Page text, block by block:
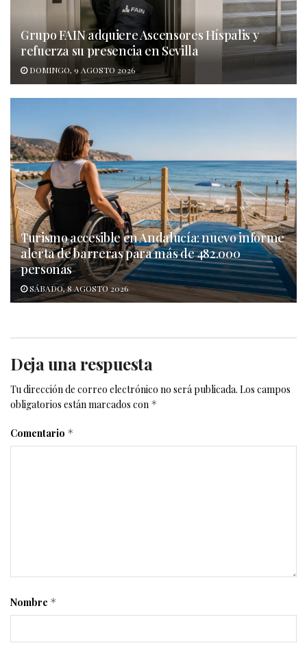
Grupo FAIN adquiere Ascensores Híspalis y
refuerza su presencia en Sevilla
DOMINGO, 9 AGOSTO 2026
Turismo accesible en Andalucía: nuevo informe
alerta de barreras para más de 482.000
personas
SÁBADO, 8 AGOSTO 2026
Deja una respuesta
Tu dirección de correo electrónico no será publicada. Los campos
obligatorios están marcados con *
Comentario *
Nombre *